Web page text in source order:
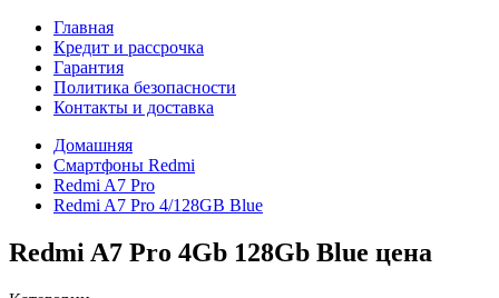
Главная
Кредит и рассрочка
Гарантия
Политика безопасности
Контакты и доставка
Домашняя
Смартфоны Redmi
Redmi A7 Pro
Redmi A7 Pro 4/128GB Blue
Redmi A7 Pro 4Gb 128Gb Blue цена